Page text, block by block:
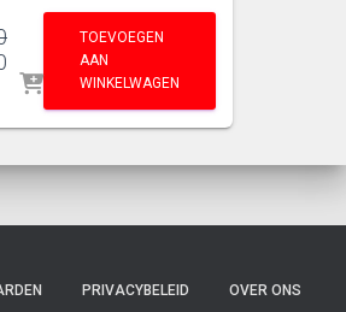
prijs
€1.00.
TOEVOEGEN
AAN
WINKELWAGEN
PRIVACYBELEID OVER ONS